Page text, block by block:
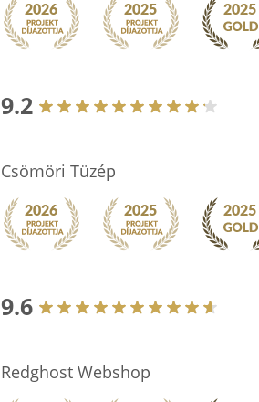
9.2
Csömöri Tüzép
9.6
Redghost Webshop